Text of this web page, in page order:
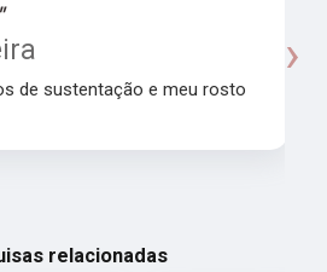
de sustentação e meu rosto
›
relacionadas